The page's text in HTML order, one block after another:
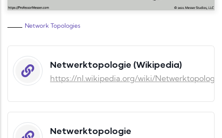
Network Topologies
Netwerktopologie (Wikipedia)
https://nl.wikipedia.org/wiki/Netwerktopologie
Netwerktopologie